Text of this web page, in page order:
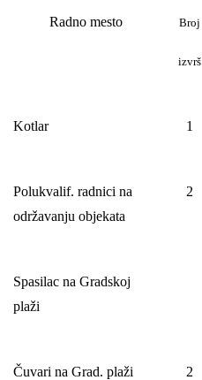
Radno mesto Broj
izvrš
Kotlar 1
Polukvalif. radnici na
održavanju objekata
2
Spasilac na Gradskoj
plaži
Čuvari na Grad. plaži 2